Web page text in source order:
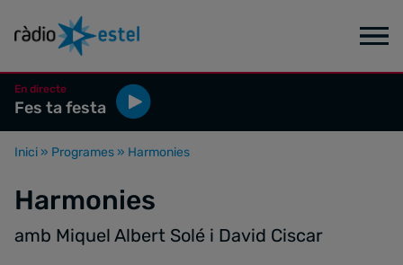
En directe
Fes ta festa
Inici » Programes » Harmonies
Harmonies
amb Miquel Albert Solé i David Ciscar